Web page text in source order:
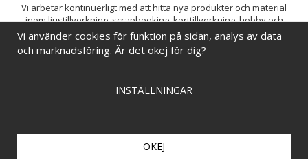
Vi arbetar kontinuerligt med att hitta nya produkter och material
inom ljustillverkning, scrapbooking, korttillverkning, hobby och
pyssel. Målet är att bredda sortimentet och löpande förbättra och
utveckla vårt utbud, så att du alltid kan hitta det du behöver hos oss.
Vi använder cookies för funktion på sidan, analys av data
och marknadsföring. Är det okej för dig?
INSTÄLLNINGAR
OKEJ